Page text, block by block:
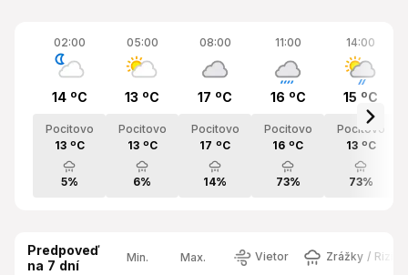
02:00
14 ºC
Pocitovo
13 ºC
5%
05:00
13 ºC
Pocitovo
13 ºC
6%
08:00
17 ºC
Pocitovo
17 ºC
14%
11:00
16 ºC
Pocitovo
16 ºC
73%
14:00
15 ºC
Pocitovo
13 ºC
73%
Predpoveď
na 7 dní
Min. Max. Vietor Zrážky /